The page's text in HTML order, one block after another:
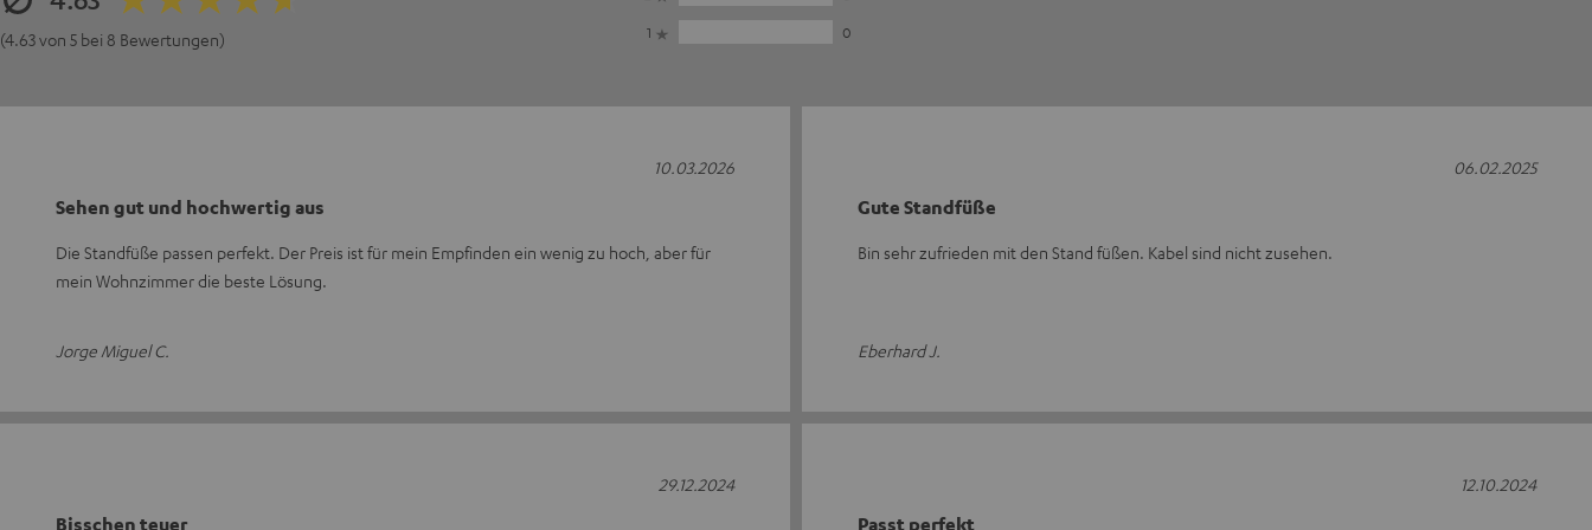
(4.63 von 5 bei 8 Bewertungen)
1
0
Sehen gut und hochwertig aus
Die Standfüße passen perfekt. Der Preis ist für mein Empfinden ein wenig zu hoch, aber für
mein Wohnzimmer die beste Lösung.
Jorge Miguel C.
10.03.2026
Gute Standfüße
Bin sehr zufrieden mit den Stand füßen. Kabel sind nicht zusehen.
Eberhard J.
06.02.2025
Bisschen teuer
29.12.2024
Passt perfekt
12.10.2024